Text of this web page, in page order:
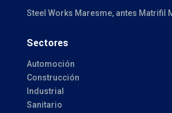
Steel Works Maresme, antes Matrifil
Sectores
Automoción
Construcción
Industrial
Sanitario